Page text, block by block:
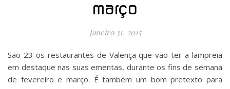
março
Janeiro 31, 2015
São 23 os restaurantes de Valença que vão ter a lampreia
em destaque nas suas ementas, durante os fins de semana
de fevereiro e março. É também um bom pretexto para